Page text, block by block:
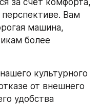
за счёт комфорта,
Вам
машина,
более
культурного
от внешнего
удобства